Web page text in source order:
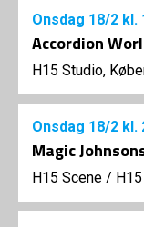
Onsdag 18/2 kl.
Accordion
H15 Studio,
Onsdag 18/2 kl.
Magic
H15 Scene /